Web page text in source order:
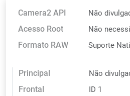
Camera2 API Não
Acesso Root Não
Formato RAW Suporte
Principal Não
Frontal ID 1